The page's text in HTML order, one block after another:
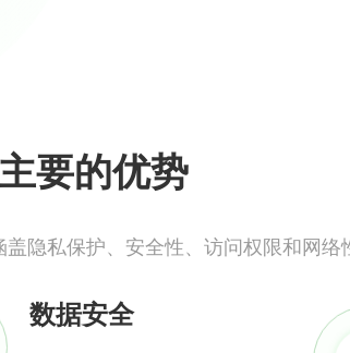
要的优势
隐私保护、安全性、访问权限和网络
数据安全